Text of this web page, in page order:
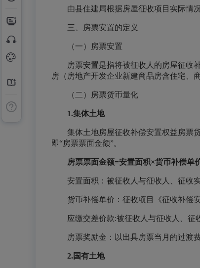
由县住建局根据房屋征收项目实际情
三、房票安置的定义
（一）房票安置
房票安置是指将被征收人的房屋征收
房（房地产开发企业新建商品房含住宅、
（二）房票货币量化
1.集体土地
集体土地房屋征收补偿安置权益房票
即“房票票面金额”。
房票票面金额=安置面积×货币补偿单
安置面积：被征收人与征收人、征收
货币补偿单价：征收项目《征收补偿
应缴交差价款:被征收人与征收人、征
房票奖励金：以出具房票当月的过渡
2.国有土地